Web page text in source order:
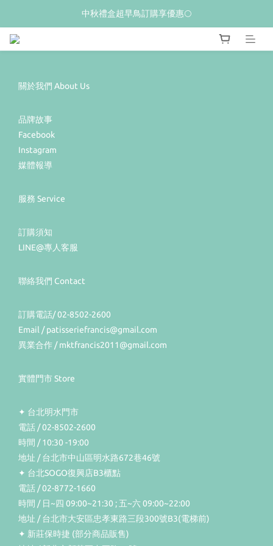
𝙒𝙚𝙡𝙘𝙤𝙢𝙚💝 新加入會員贈$𝟭𝟬𝟬購物金
中秋禮盒超早鳥訂購享優惠🌕
關於我們 About Us
品牌故事
Facebook
Instagram
媒體報導
服務 Service
訂購須知
LINE@專人客服
聯絡我們 Contact
訂購電話/ 02-8502-2600
Email / patisseriefrancis@gmail.com
異業合作 / mktfrancis2011@gmail.com
實體門市 Store
✦ 台北明水門市
電話 / 02-8502-2600
時間 / 10:30 -19:00
地址 / 台北市中山區明水路672巷46號
✦ 台北SOGO復興店B3櫃點
電話 / 02-8772-1660
時間 / 日~四 09:00~21:30 ; 五~六 09:00~22:00
地址 / 台北市大安區忠孝東路三段300號B3(電梯前)
✦ 新莊保時捷 (部分商品販售)